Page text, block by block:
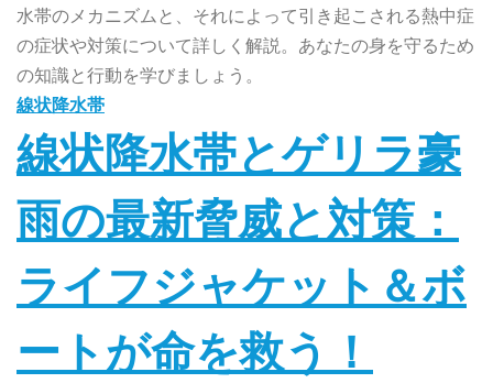
水帯のメカニズムと、それによって引き起こされる熱中症
の症状や対策について詳しく解説。あなたの身を守るため
の知識と行動を学びましょう。
線状降水帯
線状降水帯とゲリラ豪
雨の最新脅威と対策：
ライフジャケット＆ボ
ートが命を救う！